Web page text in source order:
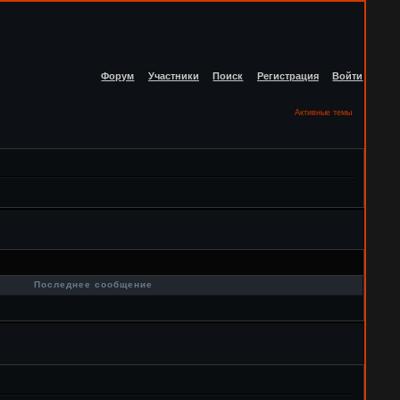
Форум Участники Поиск Регистрация Войти
Активные темы
Последнее сообщение